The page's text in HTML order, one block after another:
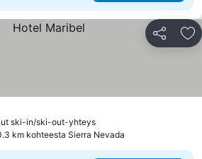
Jaa
ski-in/ski-out-yhteysKatso hinnat
hinnat
km kohteesta Sierra Nevada